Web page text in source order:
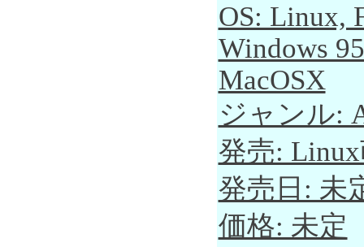
OS: Linux,
Windows
MacOSX
ジャンル:
発売:
発売日: 未
価格: 未定